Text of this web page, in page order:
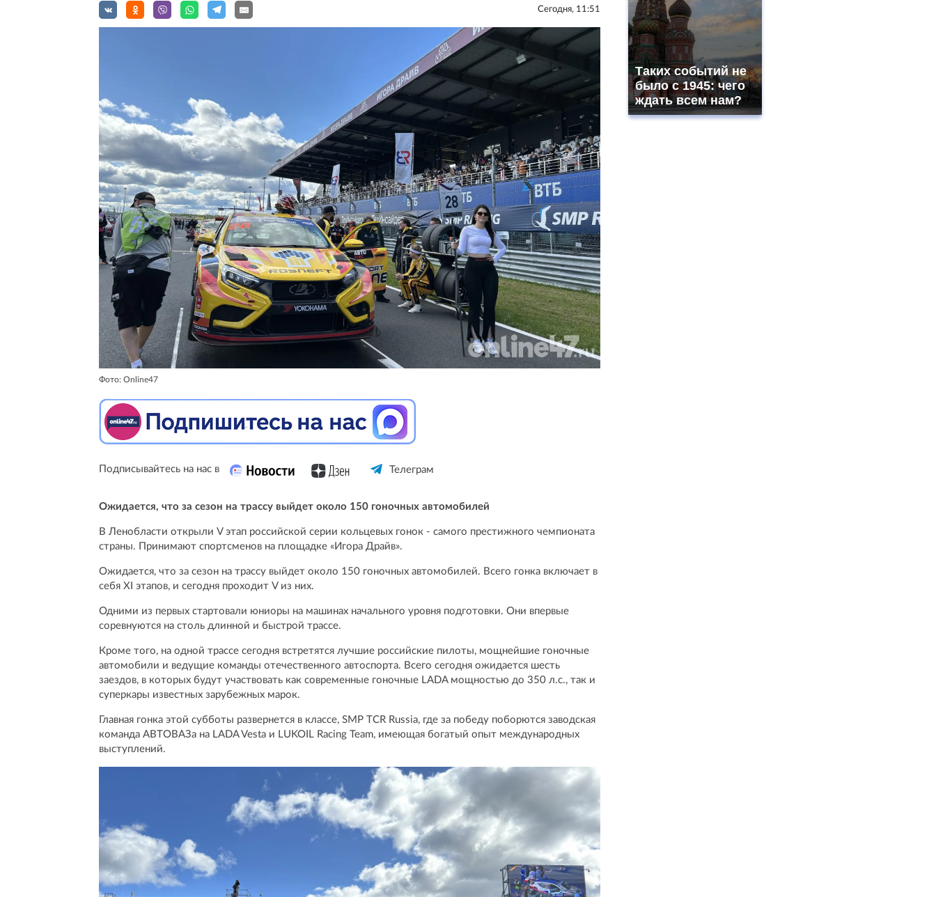
Сегодня, 11:51
Фото: Online47
Подписывайтесь на нас в Телеграм
Ожидается, что за сезон на трассу выйдет около 150 гоночных автомобилей
В Ленобласти открыли V этап российской серии кольцевых гонок - самого престижного чемпионата
страны. Принимают спортсменов на площадке «Игора Драйв».
Ожидается, что за сезон на трассу выйдет около 150 гоночных автомобилей. Всего гонка включает в
себя XI этапов, и сегодня проходит V из них.
Одними из первых стартовали юниоры на машинах начального уровня подготовки. Они впервые
соревнуются на столь длинной и быстрой трассе.
Кроме того, на одной трассе сегодня встретятся лучшие российские пилоты, мощнейшие гоночные
автомобили и ведущие команды отечественного автоспорта. Всего сегодня ожидается шесть
заездов, в которых будут участвовать как современные гоночные LADA мощностью до 350 л.с., так и
суперкары известных зарубежных марок.
Главная гонка этой субботы развернется в классе, SMP TCR Russia, где за победу поборются заводская
команда АВТОВАЗа на LADA Vesta и LUKOIL Racing Team, имеющая богатый опыт международных
выступлений.
Таких событий не
было с 1945: чего
ждать всем нам?